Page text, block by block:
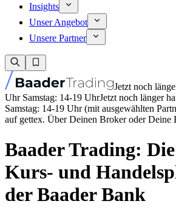
Insights
Unser Angebot
Unsere Partner
Jetzt noch
Uhr Samstag: 14-19 UhrJetzt noch länger
Samstag: 14-19 Uhr (mit ausgewählten
auf gettex. Über Deinen Broker oder Deine
Baader Trading:
Kurs- und
der Baader Bank